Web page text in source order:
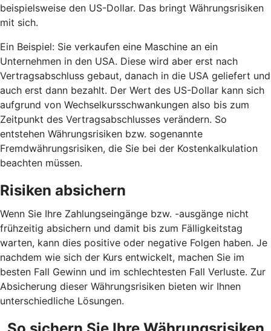
beispielsweise den US-Dollar. Das bringt Währungsrisiken
mit sich.
Ein Beispiel: Sie verkaufen eine Maschine an ein
Unternehmen in den USA. Diese wird aber erst nach
Vertragsabschluss gebaut, danach in die USA geliefert und
auch erst dann bezahlt. Der Wert des US-Dollar kann sich
aufgrund von Wechselkursschwankungen also bis zum
Zeitpunkt des Vertragsabschlusses verändern. So
entstehen Währungsrisiken bzw. sogenannte
Fremdwährungsrisiken, die Sie bei der Kostenkalkulation
beachten müssen.
Risiken absichern
Wenn Sie Ihre Zahlungseingänge bzw. -ausgänge nicht
frühzeitig absichern und damit bis zum Fälligkeitstag
warten, kann dies positive oder negative Folgen haben. Je
nachdem wie sich der Kurs entwickelt, machen Sie im
besten Fall Gewinn und im schlechtesten Fall Verluste. Zur
Absicherung dieser Währungsrisiken bieten wir Ihnen
unterschiedliche Lösungen.